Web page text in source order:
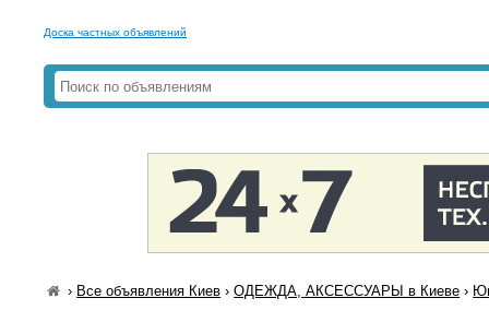
Доска частных объявлений
› Все объявления Киев ›ОДЕЖДА, АКСЕССУАРЫ в Киеве ›